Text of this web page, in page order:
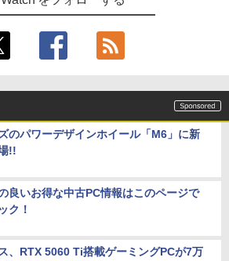
のパワーデザインホイール「M6」に新
!!
良いお得な中古PC情報はこのページで
ク！
、RTX 5060 Ti搭載ゲーミングPCが7万